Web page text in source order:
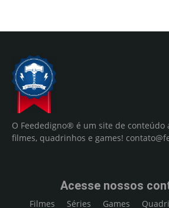
O Feededigno® é um site de conteúdo
filmes, quadrinhos e games!
Acesse nossos
Filmes Séries Games